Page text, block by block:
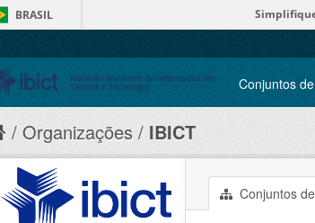
BRASIL
Conjuntos
Organizações IBICT
Conjuntos